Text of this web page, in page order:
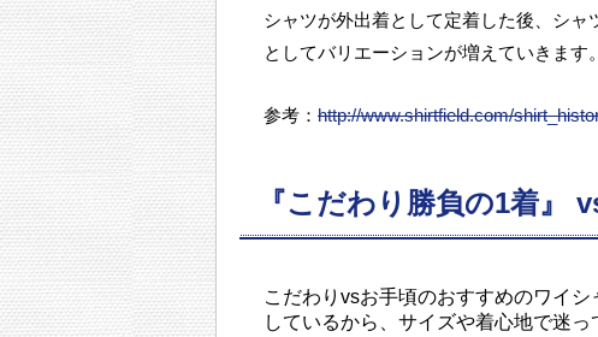
シャツが外出着として定着した後、シ
としてバリエーションが増えていきます。
参考： http://www.shirtfield.com/
『こだわり勝負の1着』
こだわりvsお手頃のおすすめのワイシ
しているから、サイズや着心地で迷っ